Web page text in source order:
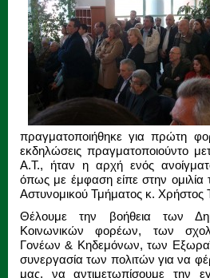
πραγματοποιήθηκε για πρώτη
εκδηλώσεις πραγματοποιούντο
Α.Τ., ήταν η αρχή ενός
όπως με έμφαση είπε στην ομιλία
Αστυνομικού Τμήματος κ. Χρήστος
Θέλουμε την βοήθεια των
Κοινωνικών φορέων, των
Γονέων & Κηδεμόνων, των
συνεργασία των πολιτών για να
μας, να αντιμετωπίσουμε την